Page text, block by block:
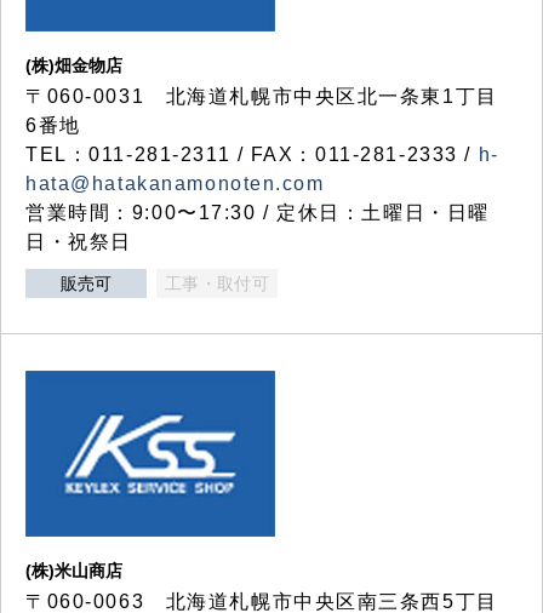
(株)畑金物店
〒060-0031 北海道札幌市中央区北一条東1丁目
6番地
TEL：011-281-2311 / FAX：011-281-2333 / h-
hata@hatakanamonoten.com
営業時間：9:00〜17:30 / 定休日：土曜日・日曜
日・祝祭日
販売可 工事・取付可
(株)米山商店
〒060-0063 北海道札幌市中央区南三条西5丁目